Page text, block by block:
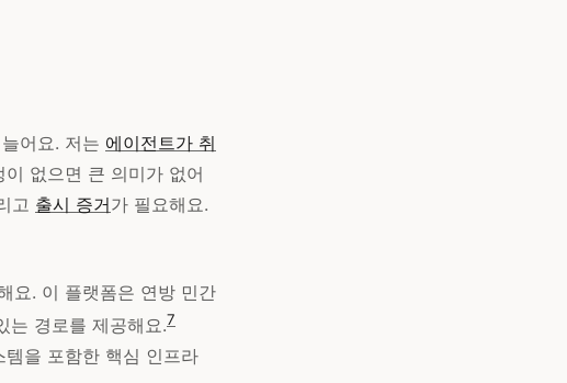
어요. 저는 에이전트가 취
없으면 큰 의미가 없어
고 출시 증거가 필요해요.
요. 이 플랫폼은 연방 민간
는 경로를 제공해요.7
을 포함한 핵심 인프라